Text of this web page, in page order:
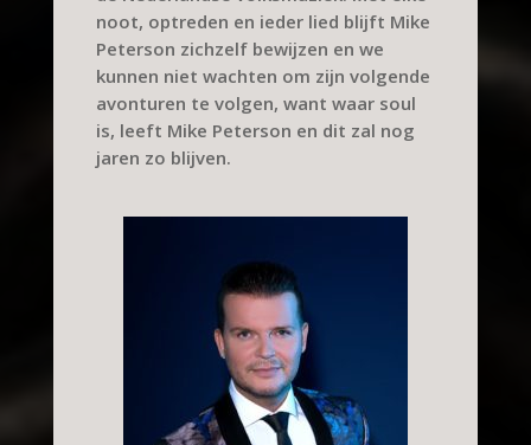
noot, optreden en ieder lied blijft Mike
Peterson zichzelf bewijzen en we
kunnen niet wachten om zijn volgende
avonturen te volgen, want waar soul
is, leeft Mike Peterson en dit zal nog
jaren zo blijven.